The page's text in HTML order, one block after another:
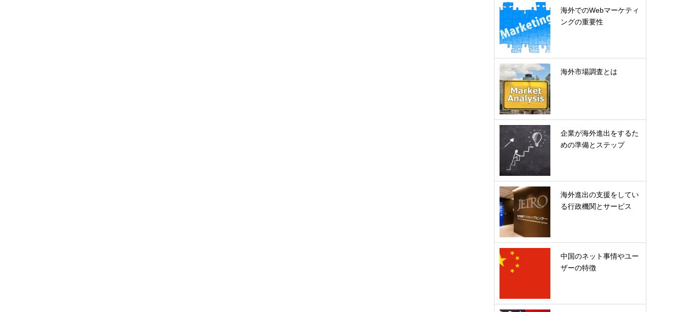
海外でのWebマーケティ
ングの重要性
海外市場調査とは
企業が海外進出をするた
めの準備とステップ
海外進出の支援をしてい
る行政機関とサービス
中国のネット事情やユー
ザーの特徴